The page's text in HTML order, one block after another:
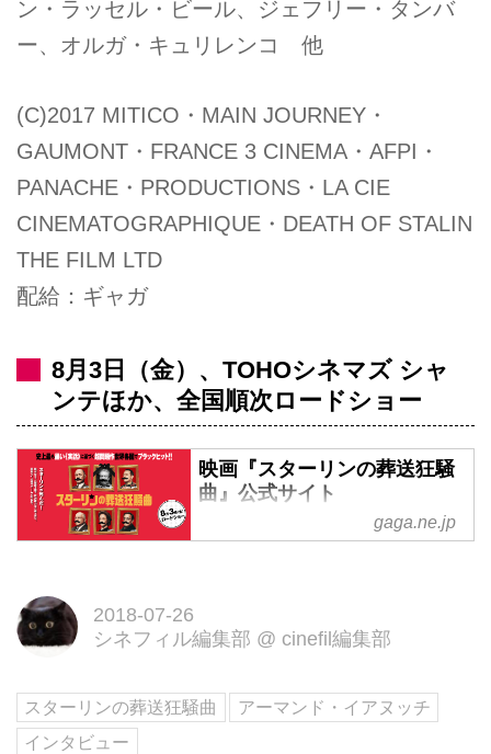
ン・ラッセル・ビール、ジェフリー・タンバ
ー、オルガ・キュリレンコ 他
(C)2017 MITICO・MAIN JOURNEY・
GAUMONT・FRANCE 3 CINEMA・AFPI・
PANACHE・PRODUCTIONS・LA CIE
CINEMATOGRAPHIQUE・DEATH OF STALIN
THE FILM LTD
配給：ギャガ
8月3日（金）、TOHOシネマズ シャ
ンテほか、全国順次ロードショー
映画『スターリンの葬送狂騒
曲』公式サイト
スターリンが死んだ！厳かなはず
｜映画『スターリンの葬送狂騒
gaga.ne.jp
2018-07-26
シネフィル編集部 @ cinefil編集部
スターリンの葬送狂騒曲
アーマンド・イアヌッチ
インタビュー